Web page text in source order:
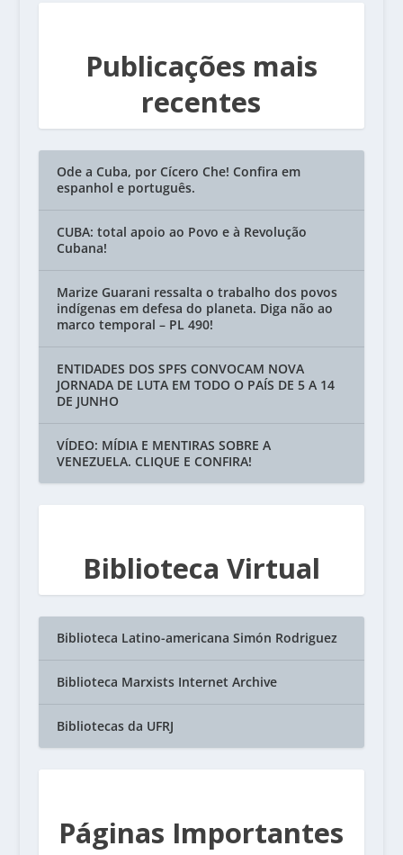
Publicações mais
recentes
Ode a Cuba, por Cícero Che! Confira em
espanhol e português.
CUBA: total apoio ao Povo e à Revolução
Cubana!
Marize Guarani ressalta o trabalho dos povos
indígenas em defesa do planeta. Diga não ao
marco temporal – PL 490!
ENTIDADES DOS SPFS CONVOCAM NOVA
JORNADA DE LUTA EM TODO O PAÍS DE 5 A 14
DE JUNHO
VÍDEO: MÍDIA E MENTIRAS SOBRE A
VENEZUELA. CLIQUE E CONFIRA!
Biblioteca Virtual
Biblioteca Latino-americana Simón Rodriguez
Biblioteca Marxists Internet Archive
Bibliotecas da UFRJ
Páginas Importantes